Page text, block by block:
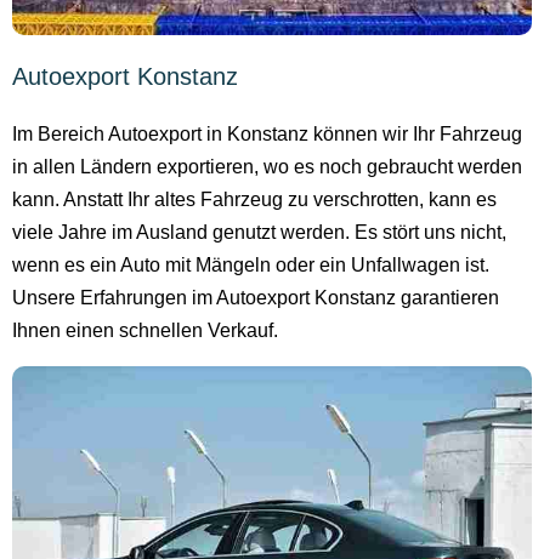
Autoexport Konstanz
Im Bereich Autoexport in Konstanz können wir Ihr Fahrzeug
in allen Ländern exportieren, wo es noch gebraucht werden
kann. Anstatt Ihr altes Fahrzeug zu verschrotten, kann es
viele Jahre im Ausland genutzt werden. Es stört uns nicht,
wenn es ein Auto mit Mängeln oder ein Unfallwagen ist.
Unsere Erfahrungen im Autoexport Konstanz garantieren
Ihnen einen schnellen Verkauf.